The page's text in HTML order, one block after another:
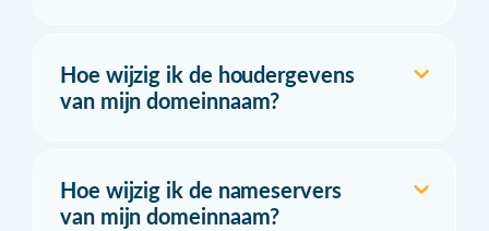
Hoe wijzig ik de houdergevens
van mijn domeinnaam?
Hoe wijzig ik de nameservers
van mijn domeinnaam?